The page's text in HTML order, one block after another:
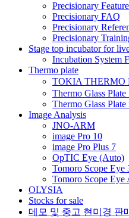
Precisionary Feature
Precisionary FAQ
Precisionary
Precisionary
Stage top incubator for
Incubation System
Thermo plate
TOKIA THERMO
Thermo Glass
Thermo Glass
Image Analysis
JNO-ARM
image Pro 10
image Pro Plus 7
OpTIC Eye (Auto)
Tomoro Scope Eye
Tomoro Scope Eye
OLYSIA
Stocks for sale
데모 및 중고 현미경 판